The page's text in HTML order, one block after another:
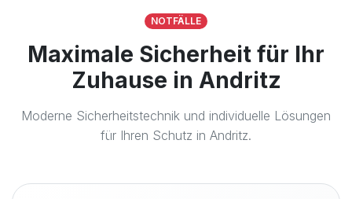
NOTFÄLLE
Maximale Sicherheit für Ihr
Zuhause in Andritz
Moderne Sicherheitstechnik und individuelle Lösungen
für Ihren Schutz in Andritz.